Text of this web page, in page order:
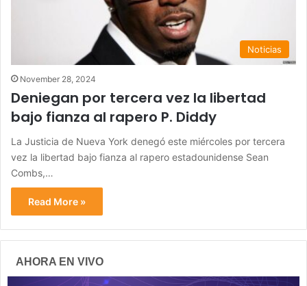
Noticias
November 28, 2024
Deniegan por tercera vez la libertad
bajo fianza al rapero P. Diddy
La Justicia de Nueva York denegó este miércoles por tercera
vez la libertad bajo fianza al rapero estadounidense Sean
Combs,…
Read More »
AHORA EN VIVO